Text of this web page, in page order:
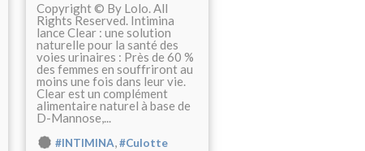
Copyright © By Lolo. All
Rights Reserved. Intimina
lance Clear : une solution
naturelle pour la santé des
voies urinaires : Près de 60 %
des femmes en souffriront au
moins une fois dans leur vie.
Clear est un complément
alimentaire naturel à base de
D-Mannose,...
#INTIMINA,#Culotte